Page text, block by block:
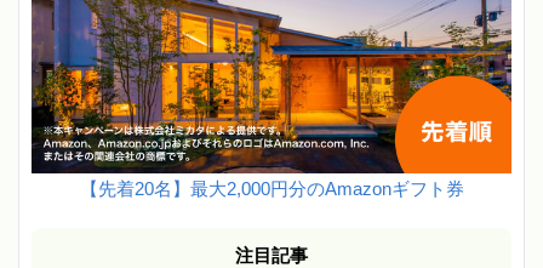
【先着20名】最大2,000円分のAmazonギフト券
注目記事